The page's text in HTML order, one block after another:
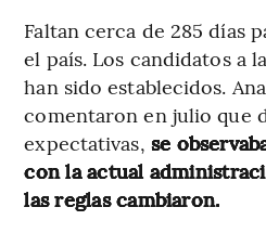
Faltan cerca de 285 días
el país. Los candidatos a
han sido establecidos.
comentaron en julio que
expectativas, se
con la actual
las reglas cambiaron.